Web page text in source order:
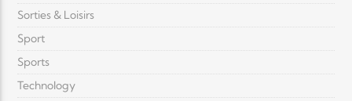
Sorties & Loisirs
Sport
Sports
Technology